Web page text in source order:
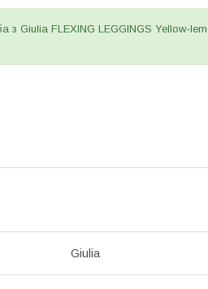
з Giulia FLEXING LEGGINGS Yellow-
Giulia